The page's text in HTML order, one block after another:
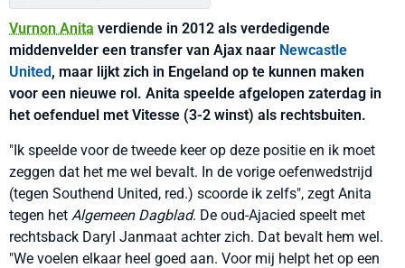
Vurnon Anita verdiende in 2012 als verdedigende
middenvelder een transfer van Ajax naar Newcastle
United, maar lijkt zich in Engeland op te kunnen maken
voor een nieuwe rol. Anita speelde afgelopen zaterdag in
het oefenduel met Vitesse (3-2 winst) als rechtsbuiten.
"Ik speelde voor de tweede keer op deze positie en ik moet
zeggen dat het me wel bevalt. In de vorige oefenwedstrijd
(tegen Southend United, red.) scoorde ik zelfs", zegt Anita
tegen het Algemeen Dagblad. De oud-Ajacied speelt met
rechtsback Daryl Janmaat achter zich. Dat bevalt hem wel.
"We voelen elkaar heel goed aan. Voor mij helpt het op een